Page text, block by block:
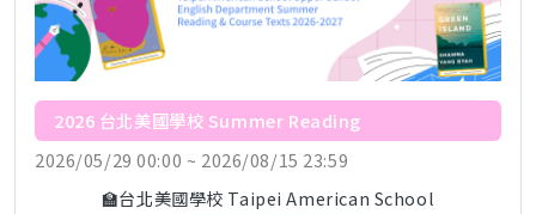
2026 台北美國學校 Summer Reading
2026/05/29 00:00 ~ 2026/08/15 23:59
🏫台北美國學校 Taipei American School